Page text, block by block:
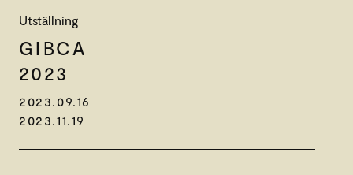
Utställning
GIBCA
2023
2023.09.16
2023.11.19